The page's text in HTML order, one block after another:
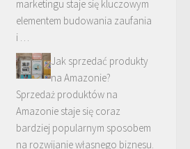
marketingu staje się kluczowym
elementem budowania zaufania
i …
Jak sprzedać produkty
na Amazonie?
Sprzedaż produktów na
Amazonie staje się coraz
bardziej popularnym sposobem
na rozwijanie własnego biznesu.